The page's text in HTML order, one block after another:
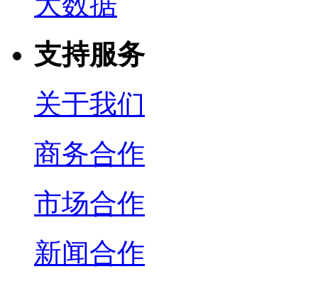
支持服务
关于我们
商务合作
市场合作
新闻合作